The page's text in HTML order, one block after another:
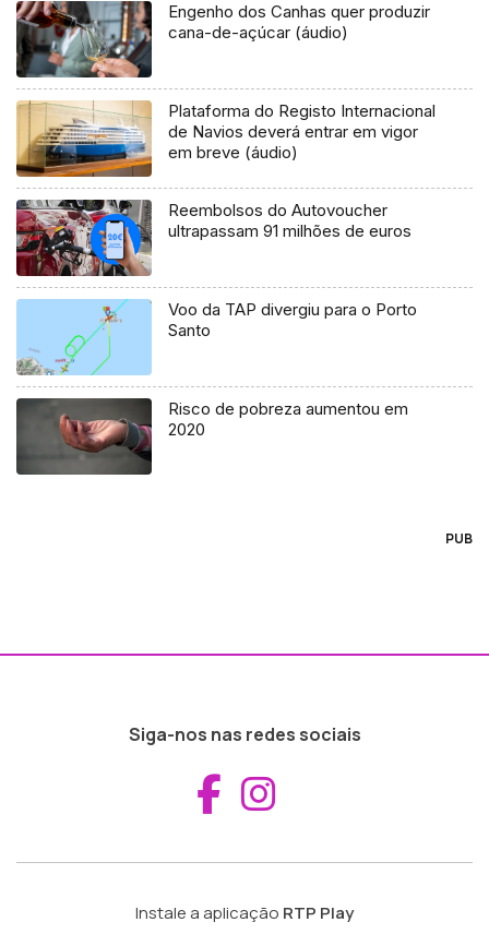
Engenho dos Canhas quer produzir
cana-de-açúcar (áudio)
Plataforma do Registo Internacional
de Navios deverá entrar em vigor
em breve (áudio)
Reembolsos do Autovoucher
ultrapassam 91 milhões de euros
Voo da TAP divergiu para o Porto
Santo
Risco de pobreza aumentou em
2020
PUB
Siga-nos nas redes sociais
Aceder ao
Instale a aplicação RTP Play